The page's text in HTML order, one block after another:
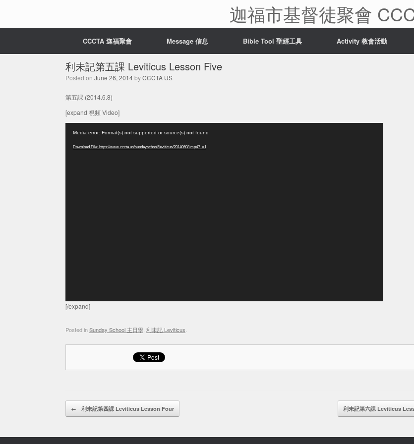
迦福市基督徒聚會
CCCTA 迦福聚會 Message 信息 Bible Tool 聖經工具 Activity 教會活動
利未記第五課 Leviticus Lesson Five
Posted on June 26, 2014byCCCTA US
第五課 (2014.6.8)
[expand 視頻 Video]
Player
Media error: Format(s) not supported or source(s) not found
Download File: https://www.cccta.us/sundayschool/leviticus/20140608.mp4?_=1
[/expand]
Posted inSunday School 主日學 利未記 Leviticus
Post navigation
← 利未記第四課 Leviticus Lesson Four 利未記第六課 Leviticus